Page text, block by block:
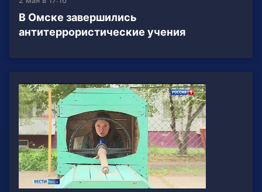
В Омске завершились
антитеррористические учения